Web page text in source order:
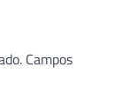
Campos